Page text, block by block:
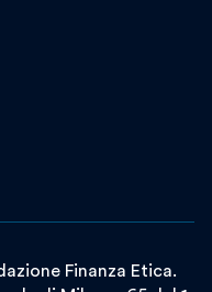
Finanza Etica.